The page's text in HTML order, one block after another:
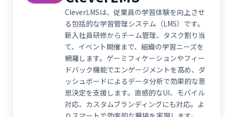
CleverLMSは、従業員の学習体験を向上させ
る包括的な学習管理システム（LMS）です。
新入社員研修からチーム管理、タスク割り当
て、イベント開催まで、組織の学習ニーズを
網羅します。ゲーミフィケーションやフィー
ドバック機能でエンゲージメントを高め、ダ
ッシュボードによるデータ分析で効果的な意
思決定を支援します。直感的なUI、モバイル
対応、カスタムブランディングにも対応。よ